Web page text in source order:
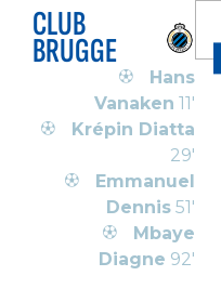
CLUB
BRUGGE
Hans
Vanaken 11'
Krépin Diatta
29'
Emmanuel
Dennis 51'
Mbaye
Diagne 92'